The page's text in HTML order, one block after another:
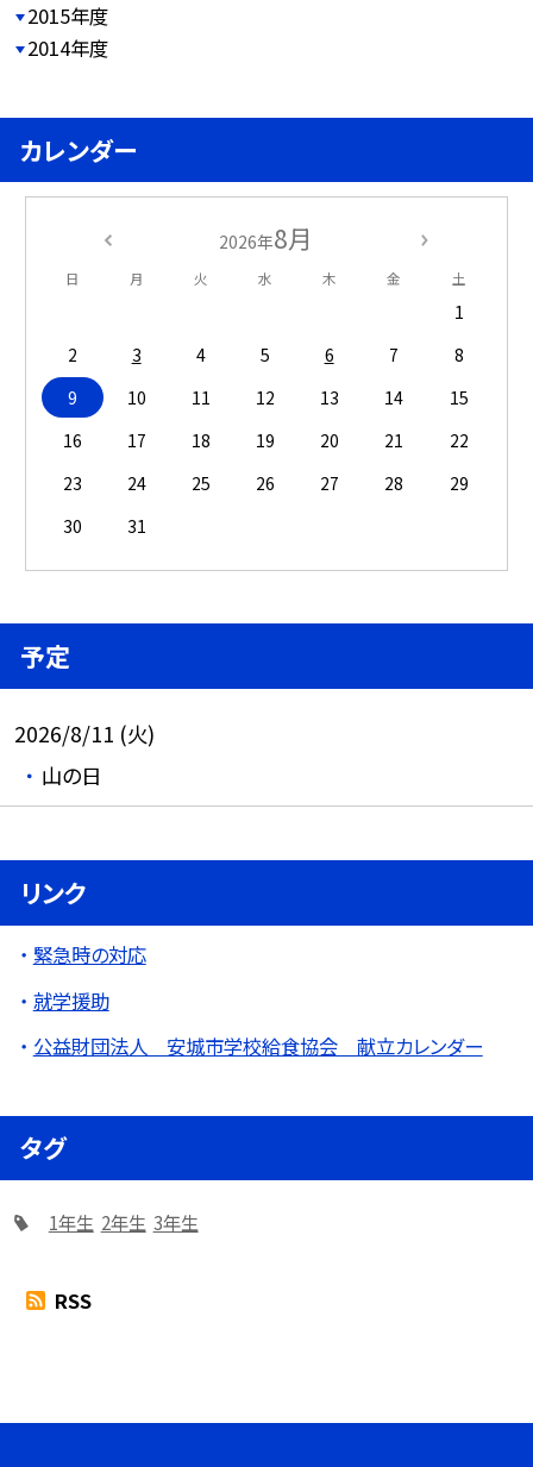
2015年度
2014年度
カレンダー
2026年8月
日 月 火 水 木 金 土
1
2
3 4 5 6 7
8
9
10 11 12 13 14
15
16
17 18 19 20 21
22
23
24 25 26 27 28
29
30
31
予定
2026/8/11 (火)
山の日
リンク
緊急時の対応
就学援助
公益財団法人 安城市学校給食協会 献立カレンダー
タグ
1年生 2年生 3年生
RSS